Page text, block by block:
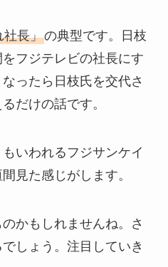
社長」の典型です。日枝
フジテレビの社長にす
ったら日枝氏を交代さ
だけの話です。
いわれるフジサンケイ
見た感じがします。
かもしれませんね。さ
しょう。注目していき